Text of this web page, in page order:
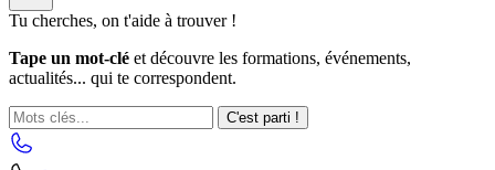
Tu cherches, on t'aide à trouver !
Tape un mot-clé et découvre les formations, événements,
actualités... qui te correspondent.
C'est parti !